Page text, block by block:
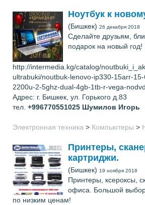
Ноутбук к
(Бишкек) 26 декабря 2018
Сделайте друзьям,
подарок на новый год!
http://intermedia.kg/catalog/
ultrabuki/noutbuk-lenovo-ip330-15arr-
2200u-2-5ghz-dual-4gb-1tb-r-vega-
Адрес: г. Бишкек, ул. Горького д.83
тел. +996770551025 Шумилов Игорь
Электронная техника > Компьютеры >
Принтеры,
картриджи.
(Бишкек) 19 ноября 2018
Принтеры, ксероксы,
офиса. Большой
по низким ценам!